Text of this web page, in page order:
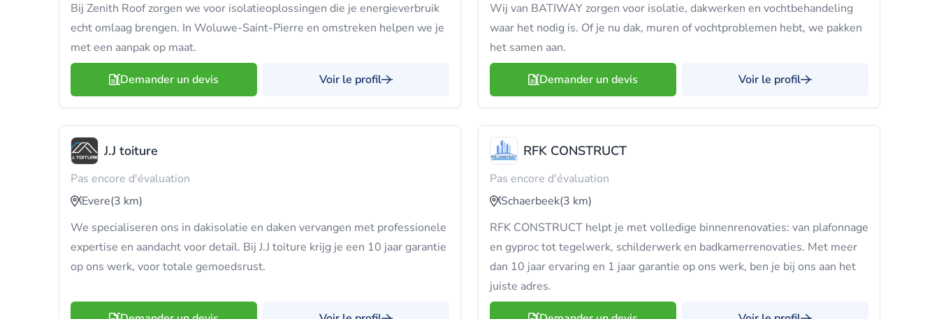
Bij Zenith Roof zorgen we voor isolatieoplossingen die je energieverbruik
echt omlaag brengen. In Woluwe-Saint-Pierre en omstreken helpen we je
met een aanpak op maat.
Demander un devis Voir le profil
Wij van BATIWAY zorgen voor isolatie, dakwerken en vochtbehandeling
waar het nodig is. Of je nu dak, muren of vochtproblemen hebt, we pakken
het samen aan.
Demander un devis Voir le profil
J.J toiture
Pas encore d'évaluation
Evere(3 km)
We specialiseren ons in dakisolatie en daken vervangen met professionele
expertise en aandacht voor detail. Bij J.J toiture krijg je een 10 jaar garantie
op ons werk, voor totale gemoedsrust.
RFK CONSTRUCT
Pas encore d'évaluation
Schaerbeek(3 km)
RFK CONSTRUCT helpt je met volledige binnenrenovaties: van plafonnage
en gyproc tot tegelwerk, schilderwerk en badkamerrenovaties. Met meer
dan 10 jaar ervaring en 1 jaar garantie op ons werk, ben je bij ons aan het
juiste adres.